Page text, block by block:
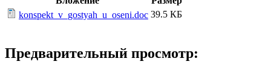
konspekt_v_gostyah_u_oseni.doc 39.5 КБ
Предварительный просмотр: